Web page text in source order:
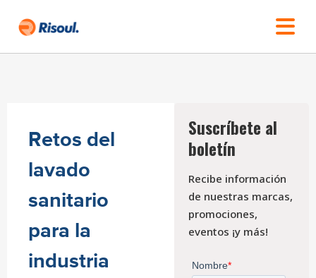
Retos del
lavado
sanitario
para la
industria
Suscríbete al
boletín
Recibe información
de nuestras marcas,
promociones,
eventos ¡y más!